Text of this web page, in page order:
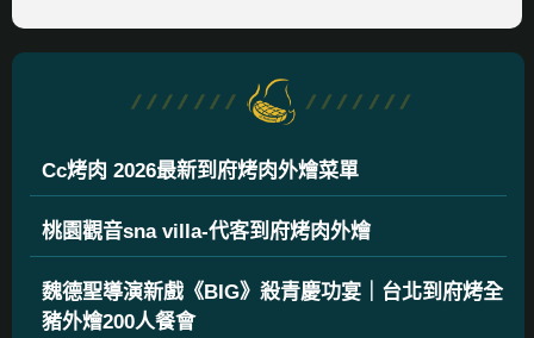
Cc烤肉 2026最新到府烤肉外燴菜單
桃園觀音sna villa-代客到府烤肉外燴
魏德聖導演新戲《BIG》殺青慶功宴｜台北到府烤全
豬外燴200人餐會